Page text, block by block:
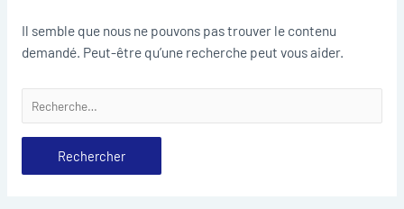
Il semble que nous ne pouvons pas trouver le contenu
demandé. Peut-être qu’une recherche peut vous aider.